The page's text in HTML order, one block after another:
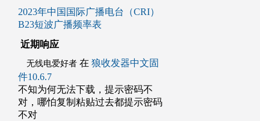
2023年中国国际广播电台（CRI）
B23短波广播频率表
近期响应
无线电爱好者在 狼收发器中文固
件10.6.7
不知为何无法下载，提示密码不
对，哪怕复制粘贴过去都提示密码
不对